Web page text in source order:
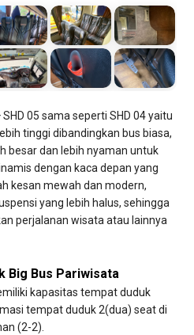
05 sama seperti SHD 04 yaitu
tinggi dibandingkan bus biasa,
besar dan lebih nyaman untuk
dengan kaca depan yang
kesan mewah dan modern,
yang lebih halus, sehingga
perjalanan wisata atau lainnya
Big Bus Pariwisata
kapasitas tempat duduk
tempat duduk 2(dua) seat di
(2-2).